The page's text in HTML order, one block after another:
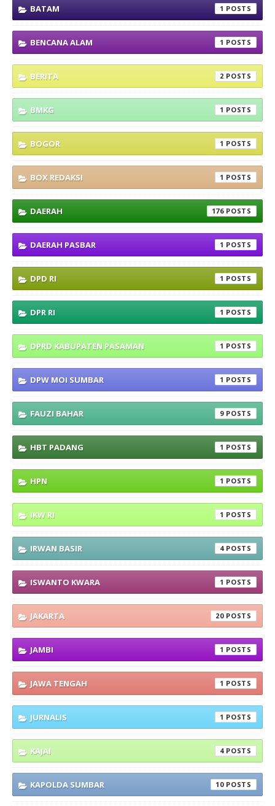
BATAM 1
BENCANA ALAM 1
BERITA 2
BMKG 1
BOGOR 1
BOX REDAKSI 1
DAERAH 176
DAERAH PASBAR 1
DPD RI 1
DPR RI 1
DPRD KABUPATEN PASAMAN 1
DPW MOI SUMBAR 1
FAUZI BAHAR 9
HBT PADANG 1
HPN 1
IKW RI 1
IRWAN BASIR 4
ISWANTO KWARA 1
JAKARTA 20
JAMBI 1
JAWA TENGAH 1
JURNALIS 1
KAJAI 4
KAPOLDA SUMBAR 10